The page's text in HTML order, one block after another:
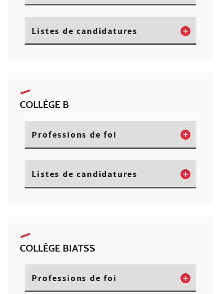
Listes de candidatures
COLLÈGE B
Professions de foi
Listes de candidatures
COLLÈGE BIATSS
Professions de foi